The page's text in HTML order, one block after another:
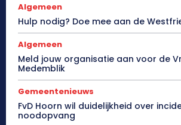
Algemeen
Hulp nodig? Doe mee aan de
Algemeen
Meld jouw organisatie aan voor de
Medemblik
Gemeentenieuws
FvD Hoorn wil duidelijkheid over
noodopvang